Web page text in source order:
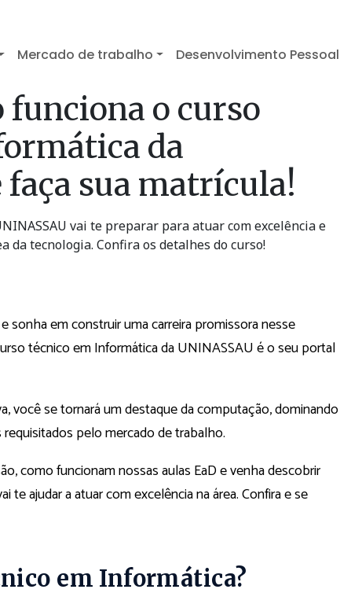
Mercado de trabalho Desenvolvimento Pessoal
funciona o curso
da
faça sua matrícula!
vai te preparar para atuar com excelência e
tecnologia. Confira os detalhes do curso!
sonha em construir uma carreira promissora nesse
técnico em Informática da UNINASSAU é o seu portal
você se tornará um destaque da computação, dominando
pelo mercado de trabalho.
como funcionam nossas aulas EaD e venha descobrir
ajudar a atuar com excelência na área. Confira e se
em Informática?